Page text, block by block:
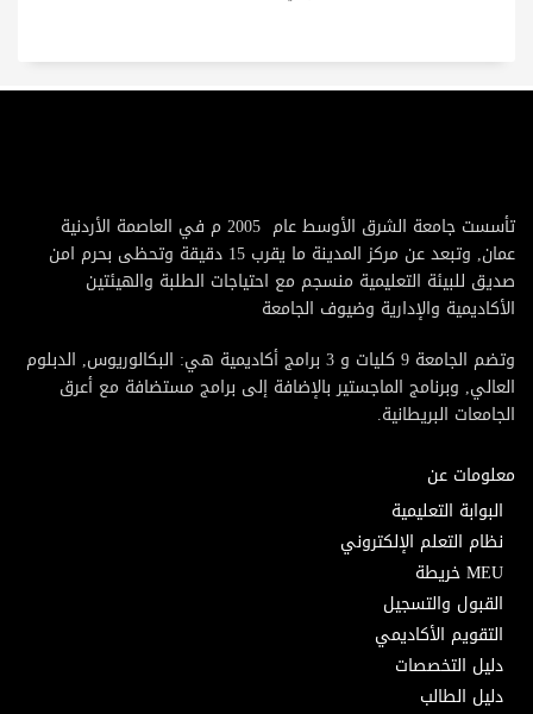
تأسست جامعة الشرق الأوسط عام 2005 م في العاصمة الأردنية
عمان, وتبعد عن مركز المدينة ما يقرب 15 دقيقة وتحظى بحرم امن
صديق للبيئة التعليمية منسجم مع احتياجات الطلبة والهيئتين
الأكاديمية والإدارية وضيوف الجامعة
وتضم الجامعة 9 كليات و 3 برامج أكاديمية هي: البكالوريوس, الدبلوم
العالي, وبرنامج الماجستير بالإضافة إلى برامج مستضافة مع أعرق
الجامعات البريطانية.
معلومات عن
البوابة التعليمية
نظام التعلم الإلكتروني
MEU خريطة
القبول والتسجيل
التقويم الأكاديمي
دليل التخصصات
دليل الطالب